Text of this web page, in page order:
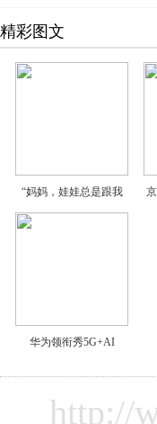
精彩图文
“妈妈，娃娃总是跟我
华为领衔秀5G+AI
http://